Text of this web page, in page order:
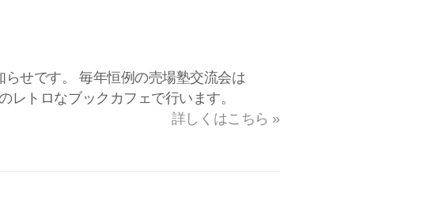
せです。 毎年恒例の売場塾交流会は
レトロなブックカフェで行います。
詳しくはこちら »